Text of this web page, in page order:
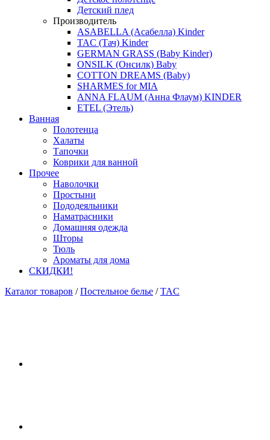
Детский плед
Производитель
ASABELLA (Асабелла) Kinder
TAC (Тач) Kinder
GERMAN GRASS (Baby Kinder)
ONSILK (Онсилк) Baby
COTTON DREAMS (Baby)
SHARMES for MIA
ANNA FLAUM (Анна Флаум) KINDER
ETEL (Этель)
Ванная
Полотенца
Халаты
Тапочки
Коврики для ванной
Прочее
Наволочки
Простыни
Пододеяльники
Наматрасники
Домашняя одежда
Шторы
Тюль
Ароматы для дома
СКИДКИ!
Каталог товаров / Постельное белье / TAC